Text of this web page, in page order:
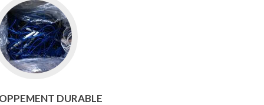
Go
to
Développement
durable
DURABLE